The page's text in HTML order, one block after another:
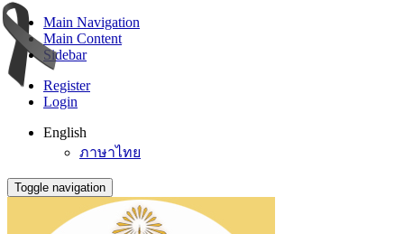
Main Navigation
Main Content
Sidebar
Register
Login
English
ภาษาไทย
Toggle navigation